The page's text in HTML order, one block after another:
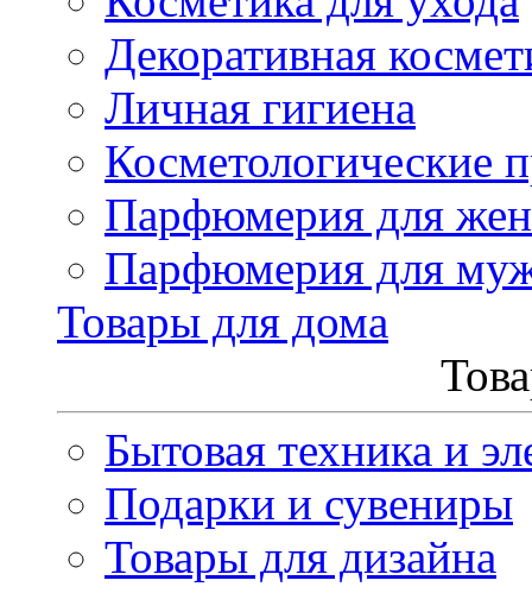
Декоративная
Личная гигиена
Косметологические
Парфюмерия для
Парфюмерия для
Товары для дома
Бытовая техника и
Подарки и сувениры
Товары для дизайна